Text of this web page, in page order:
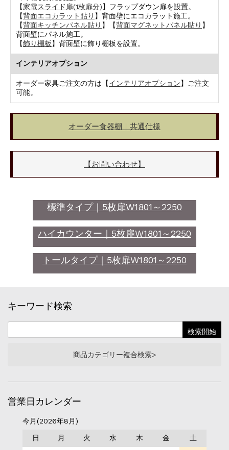
【家電スライド扉(1枚扉分)】フラップダウン扉を設置。
【背面エコカラット貼り 】背面壁にエコカラット施工。
【背面キッチンパネル貼り 】【背面マグネットパネル貼り 】
背面壁にパネル施工。
【飾り棚板 】背面壁に飾り棚板を設置。
インテリアオプション
オーダー家具ご注文の方は【インテリアオプション】ご注文
可能。
オーダー食器棚｜共通仕様
【お問い合わせ】
標準タイプ｜5枚扉W1801～2250
ハイカウンター｜5枚扉W1801～2250
トールタイプ｜5枚扉W1801～2250
キーワード検索
商品カテゴリー複合検索>
営業日カレンダー
今月(2026年8月)
日 月 火 水 木 金 土